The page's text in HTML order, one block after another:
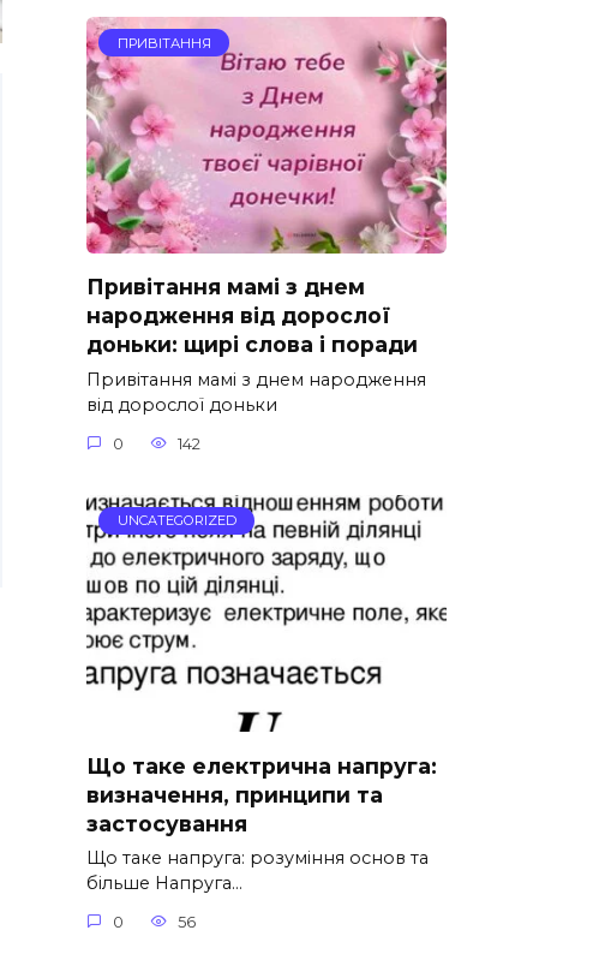
ПРИВІТАННЯ
Привітання мамі з днем
народження від дорослої
доньки: щирі слова і поради
Привітання мамі з днем народження
від дорослої доньки
0 142
UNCATEGORIZED
Що таке електрична напруга:
визначення, принципи та
застосування
Що таке напруга: розуміння основ та
більше Напруга…
0 56